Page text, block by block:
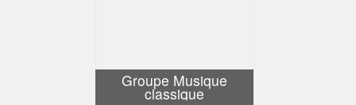
Groupe Musique
classique